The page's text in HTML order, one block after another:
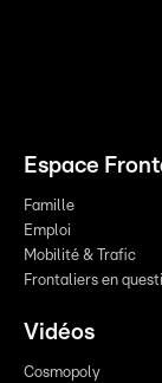
Espace
Famille
Emploi
Mobilité & Trafic
Frontaliers en
Vidéos
Cosmopoly